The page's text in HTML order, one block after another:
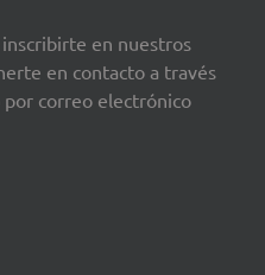
en nuestros
en contacto a través
correo electrónico